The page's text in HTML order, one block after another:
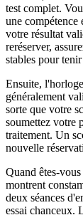
test complet.
une compétence
votre résultat
reréserver,
stables pour
Ensuite,
généralement
sorte que votre
soumettez votre
traitement. Un
nouvelle
Quand êtes-
montrent
deux séances
essai chanceux.